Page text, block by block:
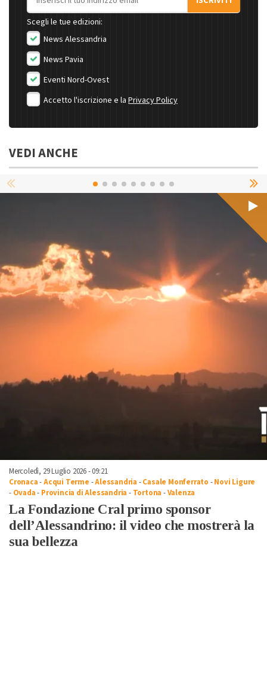
Scegli le tue edizioni:
News Alessandria
News Pavia
Eventi Nord-Ovest
Accetto l'iscrizione e la Privacy Policy
VEDI ANCHE
Mercoledì, 29 Luglio 2026 - 09:21
Cronaca-Acqui Terme -Alessandria -Casale Monferrato -Novi Ligure
- Ovada- Provincia di Alessandria - Tortona -Valenza
La Fondazione Cral primo sponsor
dell’Alessandrino: il video che mostrerà la
sua bellezza